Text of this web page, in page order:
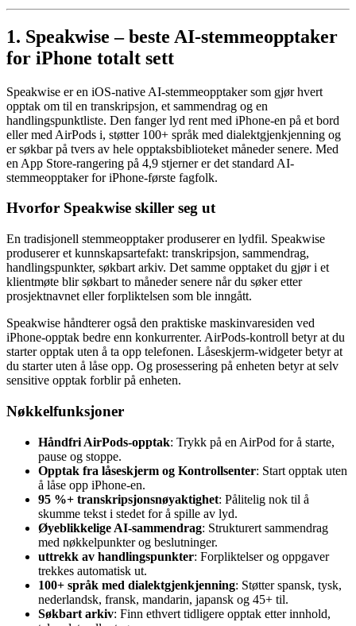
1. Speakwise – beste AI-stemmeopptaker
for iPhone totalt sett
Speakwise er en iOS-native AI-stemmeopptaker som gjør hvert
opptak om til en transkripsjon, et sammendrag og en
handlingspunktliste. Den fanger lyd rent med iPhone-en på et bord
eller med AirPods i, støtter 100+ språk med dialektgjenkjenning og
er søkbar på tvers av hele opptaksbiblioteket måneder senere. Med
en App Store-rangering på 4,9 stjerner er det standard AI-
stemmeopptaker for iPhone-første fagfolk.
Hvorfor Speakwise skiller seg ut
En tradisjonell stemmeopptaker produserer en lydfil. Speakwise
produserer et kunnskapsartefakt: transkripsjon, sammendrag,
handlingspunkter, søkbart arkiv. Det samme opptaket du gjør i et
klientmøte blir søkbart to måneder senere når du søker etter
prosjektnavnet eller forpliktelsen som ble inngått.
Speakwise håndterer også den praktiske maskinvaresiden ved
iPhone-opptak bedre enn konkurrenter. AirPods-kontroll betyr at du
starter opptak uten å ta opp telefonen. Låseskjerm-widgeter betyr at
du starter uten å låse opp. Og prosessering på enheten betyr at selv
sensitive opptak forblir på enheten.
Nøkkelfunksjoner
Håndfri AirPods-opptak: Trykk på en AirPod for å starte,
pause og stoppe.
Opptak fra låseskjerm og Kontrollsenter: Start opptak uten
å låse opp iPhone-en.
95 %+ transkripsjonsnøyaktighet: Pålitelig nok til å
skumme tekst i stedet for å spille av lyd.
Øyeblikkelige AI-sammendrag: Strukturert sammendrag
med nøkkelpunkter og beslutninger.
uttrekk av handlingspunkter: Forpliktelser og oppgaver
trekkes automatisk ut.
100+ språk med dialektgjenkjenning: Støtter spansk, tysk,
nederlandsk, fransk, mandarin, japansk og 45+ til.
Søkbart arkiv: Finn ethvert tidligere opptak etter innhold,